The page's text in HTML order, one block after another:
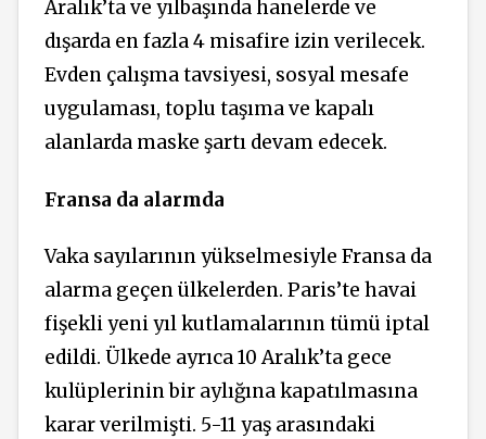
Aralık’ta ve yılbaşında hanelerde ve
dışarda en fazla 4 misafire izin verilecek.
Evden çalışma tavsiyesi, sosyal mesafe
uygulaması, toplu taşıma ve kapalı
alanlarda maske şartı devam edecek.
Fransa da alarmda
Vaka sayılarının yükselmesiyle Fransa da
alarma geçen ülkelerden. Paris’te havai
fişekli yeni yıl kutlamalarının tümü iptal
edildi. Ülkede ayrıca 10 Aralık’ta gece
kulüplerinin bir aylığına kapatılmasına
karar verilmişti. 5-11 yaş arasındaki